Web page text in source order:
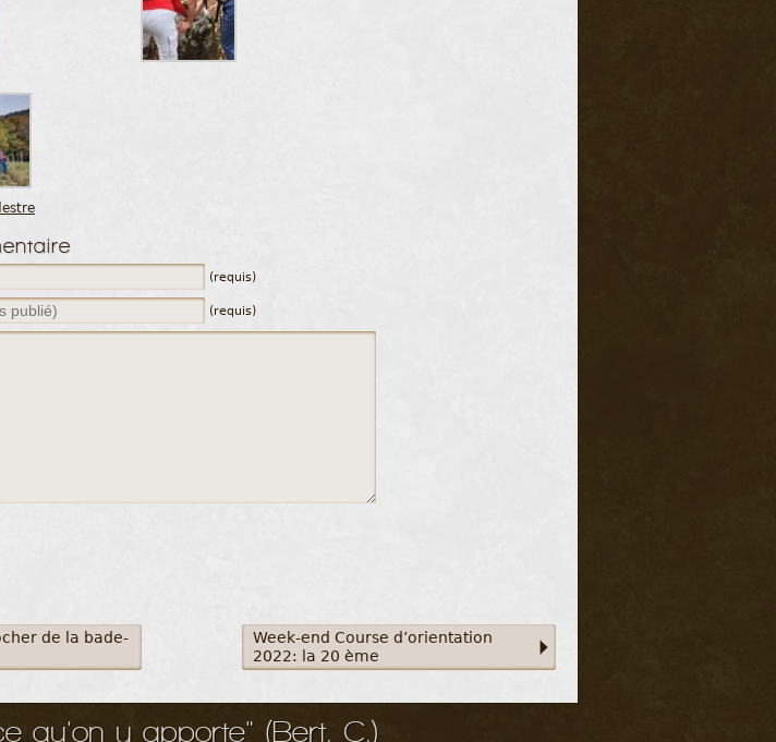
(requis)
(requis)
de la bade-
Week-end Course d’orientation
2022: la 20 ème
qu'on y apporte" (Bert. C.)